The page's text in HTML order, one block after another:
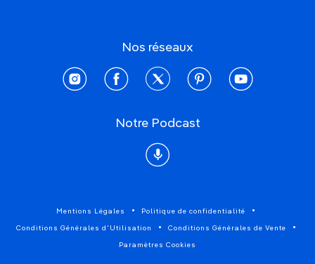
Nos réseaux
instagramfacebooktwitter pinterestyoutube
Notre Podcast
Podcast
Mentions Légales Politique de confidentialité
Conditions Générales d'Utilisation Conditions Générales de Vente
Paramètres Cookies